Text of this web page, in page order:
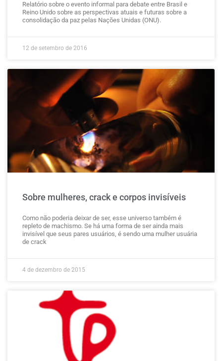
Relatório sobre o evento informal para debate entre Brasil e
Reino Unido sobre as perspectivas atuais e futuras sobre a
consolidação da paz pelas Nações Unidas (ONU).
12 de setembro de 2016
Sobre mulheres, crack e corpos invisíveis
Como não poderia deixar de ser, esse universo também é
repleto de machismo. Se há uma forma de ser ainda mais
invisível que seus pares usuários, é sendo uma mulher usuária
de crack
4 de dezembro de 2015